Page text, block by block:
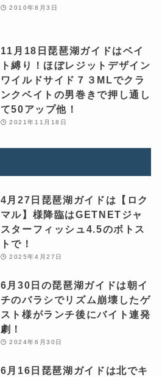
2010年8月3日
11月18日琵琶湖ガイドはベイ
ト縛り！ほぼレジットデザイン
ワイルドサイド７３MLでクラ
ンクベイトの男巻きで押し通し
て50アップ他！
2021年11月18日
4月27日琵琶湖ガイドは【ロク
マル】様降臨はGETNETジャ
スターフィッシュ4.5のボトス
トで！
2025年4月27日
6月30日の琵琶湖ガイドは朝イ
チのバラシでリズム崩壊したゲ
スト様がランチ後にバイト連発
劇！
2024年6月30日
6月16日琵琶湖ガイドは北でキ